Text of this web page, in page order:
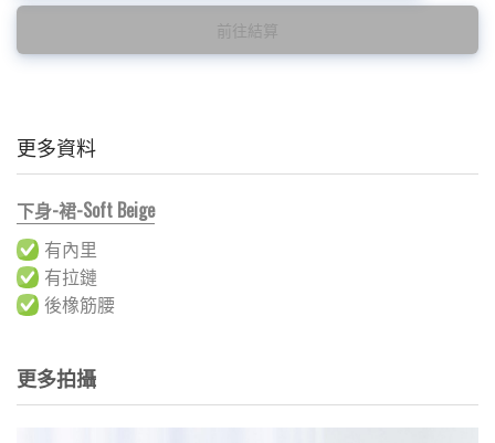
前往結算
更多資料
下身-裙-Soft Beige
有內里
有拉鏈
後橡筋腰
更多拍攝